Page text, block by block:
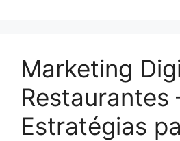
Marketing
Restaurantes
Estratégias